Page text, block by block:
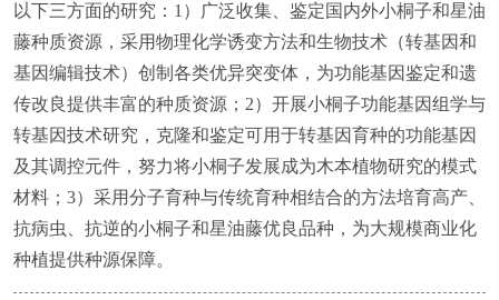
以下三方面的研究：1）广泛收集、鉴定国内外小桐子和星油
藤种质资源，采用物理化学诱变方法和生物技术（转基因和
基因编辑技术）创制各类优异突变体，为功能基因鉴定和遗
传改良提供丰富的种质资源；2）开展小桐子功能基因组学与
转基因技术研究，克隆和鉴定可用于转基因育种的功能基因
及其调控元件，努力将小桐子发展成为木本植物研究的模式
材料；3）采用分子育种与传统育种相结合的方法培育高产、
抗病虫、抗逆的小桐子和星油藤优良品种，为大规模商业化
种植提供种源保障。